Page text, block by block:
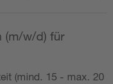
(m/w/d) für
(mind. 15 - max. 20